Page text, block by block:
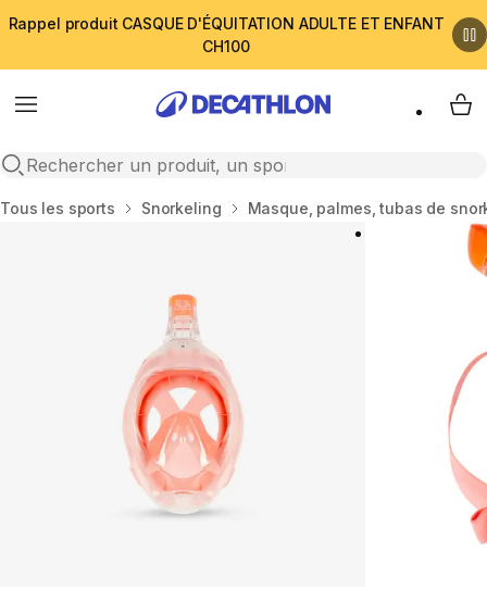
Rappel produit CASQUE D'ÉQUITATION ADULTE ET ENFANT
CH100
Menu
Open search
My
Accueil
Tous les sports Snorkeling Masque, palmes, tubas de